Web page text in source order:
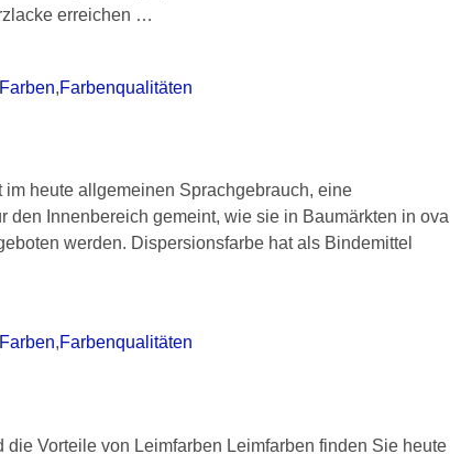
erreichen …
Farben,Farbenqualitäten
heute allgemeinen Sprachgebrauch, eine
den Innenbereich gemeint, wie sie in Baumärkten in
werden. Dispersionsfarbe hat als Bindemittel
Farben,Farbenqualitäten
Vorteile von Leimfarben Leimfarben finden Sie heute